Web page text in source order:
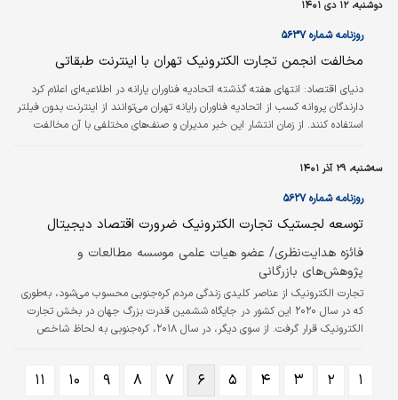
اشتیاق کافی داشته باشند، اما نداشتن تجربه قبلی یا دانش محدود در مورد علم
روز، می‌تواند شرایط را سخت‌‌‌تر کند.
دوشنبه، ۱۲ دی ۱۴۰۱
روزنامه شماره ۵۶۳۷
مخالفت انجمن تجارت الکترونیک تهران با اینترنت طبقاتی
دنياي اقتصاد: انتهای هفته گذشته اتحادیه فناوران یارانه‌ در اطلاعیه‌ای اعلام کرد
دارندگان پروانه کسب از اتحادیه فناوران رایانه تهران می‌توانند از اینترنت بدون فیلتر
استفاده کنند. از زمان انتشار این خبر مدیران و صنف‌های مختلفی با آن مخالفت
پیوسته است.
سه‌شنبه، ۲۹ آذر ۱۴۰۱
روزنامه شماره ۵۶۲۷
توسعه لجستیک تجارت الکترونیک ضرورت اقتصاد دیجیتال
فائزه هدایت‌نظری/ عضو هیات علمی موسسه مطالعات و
پژوهش‌های بازرگانی
تجارت الکترونیک از عناصر کلیدی زندگی مردم کره‌جنوبی محسوب می‌شود، به‌طوری
که در سال ۲۰۲۰ این کشور در جایگاه ششمین قدرت بزرگ جهان در بخش تجارت
الکترونیک قرار گرفت. از سوی دیگر، در سال ۲۰۱۸، کره‌جنوبی به لحاظ شاخص
توسعه اقدامات لجستیکی در این کشور است. مهم‌ترین تحولات صورت‌گرفته در
مدرن‌سازی و توسعه لجستیک بخش تجارت الکترونیک کره‌جنوبی در دو سطح خرد۱ ۲ ۳ ۴ ۵ ۶ ۷ ۸ ۹ ۱۰ ۱۱